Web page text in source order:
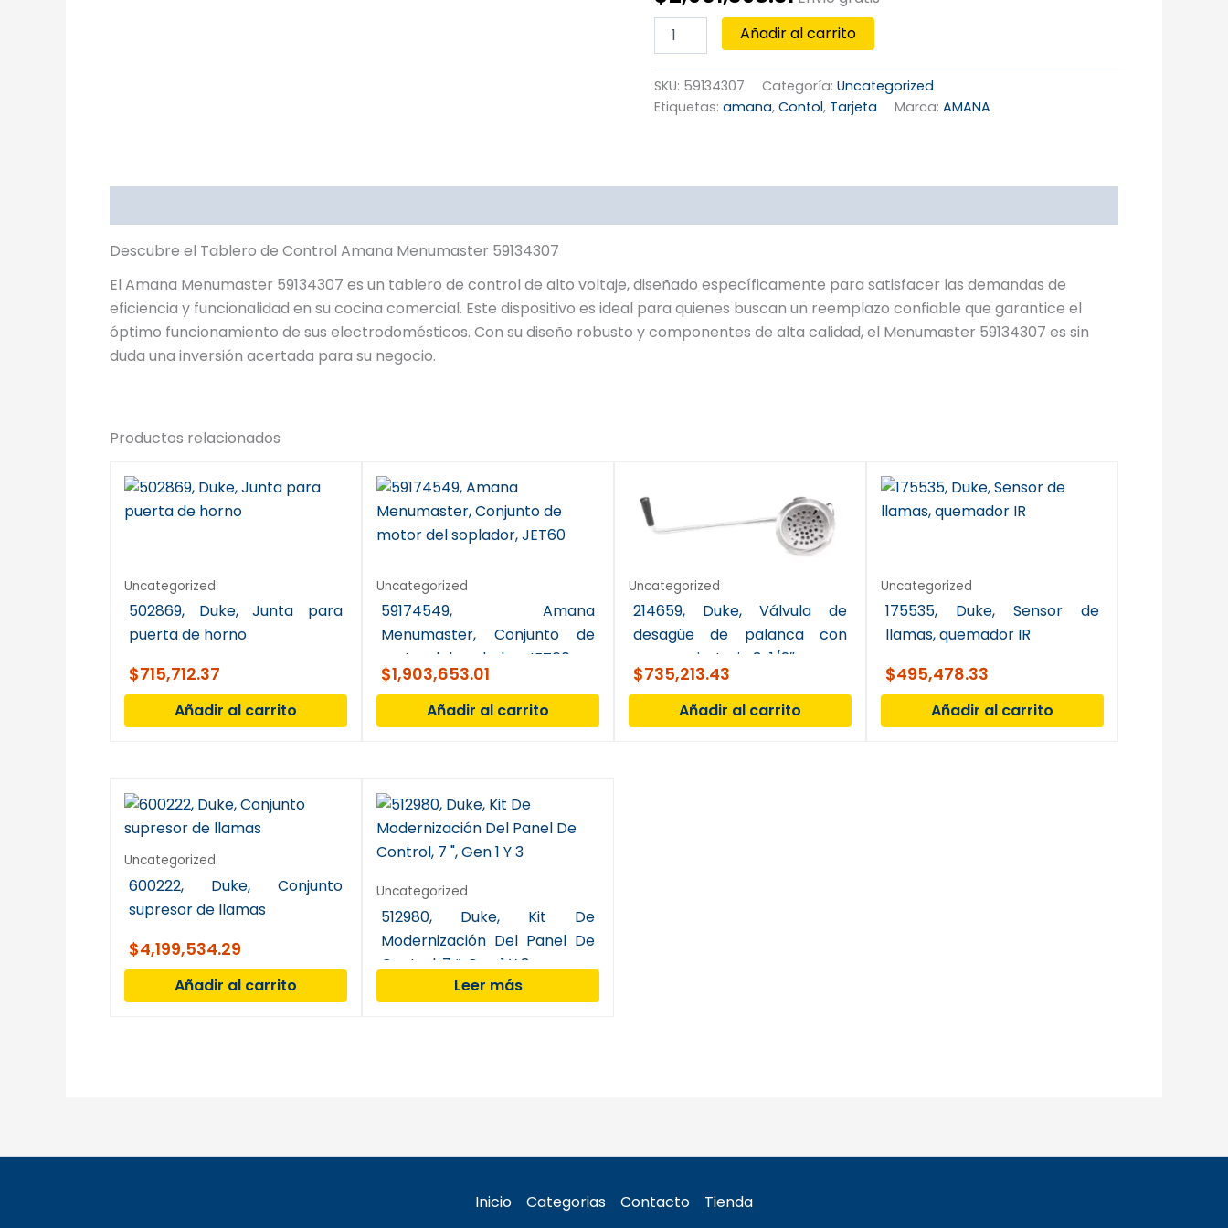
Añadir al carrito
SKU: 59134307 Categoría:Uncategorized
Etiquetas:amana,Contol, Tarjeta Marca:AMANA
Descubre el Tablero de Control Amana Menumaster 59134307
El Amana Menumaster 59134307 es un tablero de control de alto voltaje, diseñado específicamente para satisfacer las demandas de
eficiencia y funcionalidad en su cocina comercial. Este dispositivo es ideal para quienes buscan un reemplazo confiable que garantice el
óptimo funcionamiento de sus electrodomésticos. Con su diseño robusto y componentes de alta calidad, el Menumaster 59134307 es sin
duda una inversión acertada para su negocio.
Productos relacionados
Uncategorized
502869, Duke, Junta para
puerta de horno
$715,712.37
Añadir al carrito
Uncategorized
59174549, Amana
Menumaster, Conjunto de
motor del soplador, JET60
$1,903,653.01
Añadir al carrito
Uncategorized
214659, Duke, Válvula de
desagüe de palanca con
mango giratorio 3-1/2″
$735,213.43
Añadir al carrito
Uncategorized
175535, Duke, Sensor de
llamas, quemador IR
$495,478.33
Añadir al carrito
Uncategorized
600222, Duke, Conjunto
supresor de llamas
$4,199,534.29
Añadir al carrito
Uncategorized
512980, Duke, Kit De
Modernización Del Panel De
Control, 7 “, Gen 1 Y 3
Leer más
Inicio Categorias Contacto Tienda